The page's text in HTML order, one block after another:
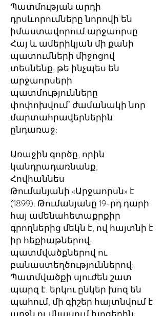
Պատմության արդի
դրսևորումները նորովի են
իմաստավորում արջաորսը:
Հայ և ամերիկյան մի քանի
պատումների միջոցով
տեսնենք, թե ինչպես են
արջաորսերի
պատմությունները
փոփոխվում՝ ժամանակի նոր
մարտահրավերներին
ընդառաջ:
Առաջին գործը, որին
կանդրադառնանք,
Հովհաննես
Թումանյանի «Արջաորսն» է
(1899): Թումանյանը 19-րդ դարի
հայ ամենահետաքրքիր
գրողներից մեկն է, ով հայտնի է
իր հեքիաթներով,
պատմվածքներով ու
բանաստեղծություններով:
Պատմվածքի սյուժեն շատ
պարզ է. երկու ընկեր խոզ են
պահում, մի գիշեր հայտնվում է